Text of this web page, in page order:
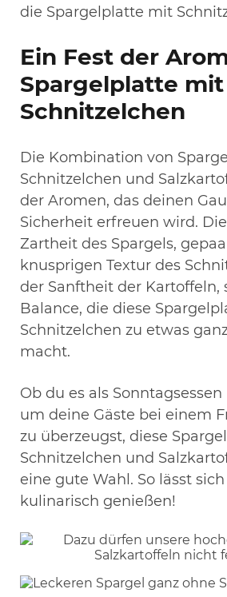
die Spargelplatte mit
Ein Fest der
Spargelplatte mit
Schnitzelchen
Die Kombination von
Schnitzelchen und
der Aromen, das deinen
Sicherheit erfreuen wird.
Zartheit des Spargels,
knusprigen Textur des
der Sanftheit der Kartoffeln,
Balance, die diese
Schnitzelchen zu etwas
macht.
Ob du es als
um deine Gäste bei einem
zu überzeugst, diese
Schnitzelchen und
eine gute Wahl. So lässt
kulinarisch genießen!